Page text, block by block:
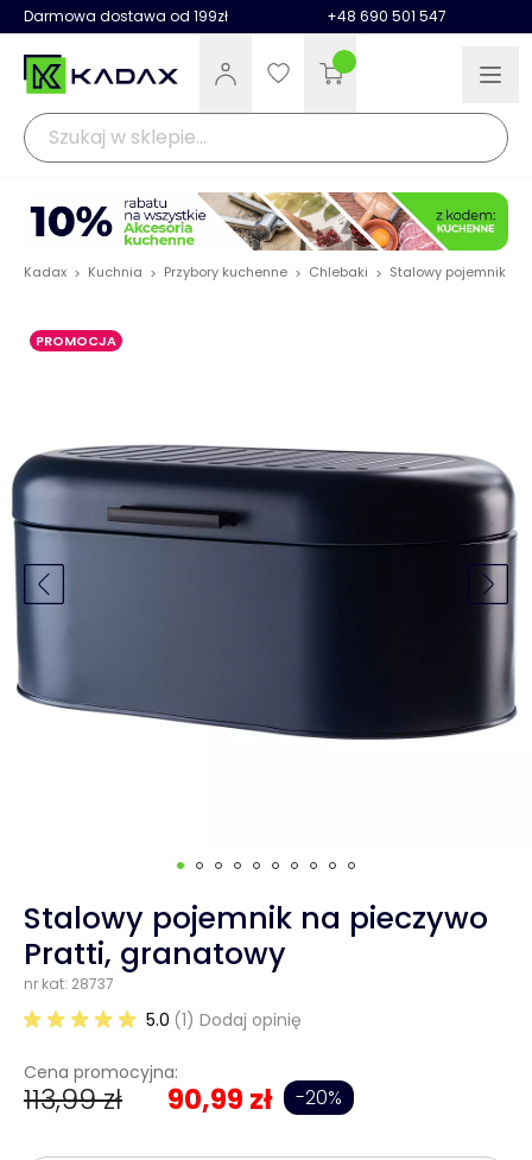
Darmowa dostawa od 199zł +48 690 501 547
Kadax > Kuchnia > Przybory kuchenne > Chlebaki > Stalowy pojemnik
PROMOCJA
Stalowy pojemnik na pieczywo
Pratti, granatowy
nr kat: 28737
5.0 (1) Dodaj opinię
Cena promocyjna:
113,99 zł 90,99 zł -20%